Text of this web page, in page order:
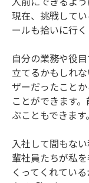
現在、挑戦して
ールも拾いに行く
自分の業務や役
立てるかもしれ
ザーだったこと
ことができます
ぶこともできます。
入社して間もな
輩社員たちが私
くってくれてい